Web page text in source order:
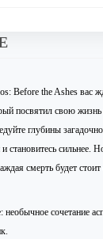
Before the Ashes вас
посвятил свою
глубины
становитесь сильнее.
смерть будет
сочетание